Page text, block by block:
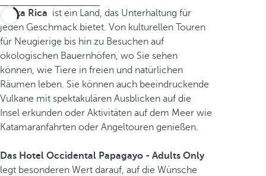
Costa Rica ist ein Land, das Unterhaltung für
jeden Geschmack bietet. Von kulturellen Touren
für Neugierige bis hin zu Besuchen auf
ökologischen Bauernhöfen, wo Sie sehen
können, wie Tiere in freien und natürlichen
Räumen leben. Sie können auch beeindruckende
Vulkane mit spektakulären Ausblicken auf die
Insel erkunden oder Aktivitäten auf dem Meer wie
Katamaranfahrten oder Angeltouren genießen.
Das Hotel Occidental Papagayo - Adults Only
legt besonderen Wert darauf, auf die Wünsche